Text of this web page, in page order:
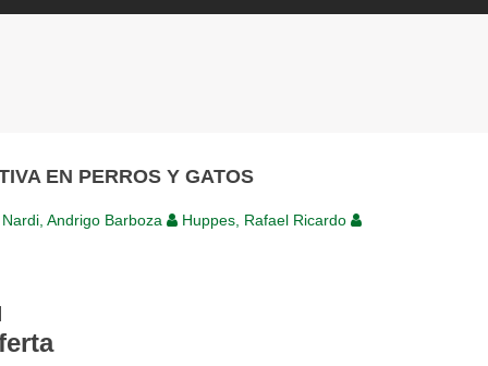
EN PERROS Y GATOS
Nardi, Andrigo Barboza
Huppes, Rafael Ricardo